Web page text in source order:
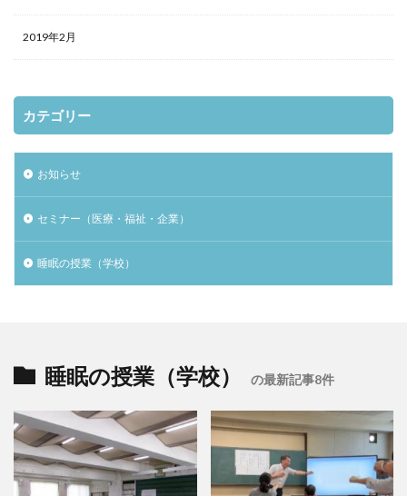
2019年2月
カテゴリー
お知らせ
セミナー（医療・福祉・企業）
睡眠の授業（学校）
睡眠の授業（学校） の最新記事8件